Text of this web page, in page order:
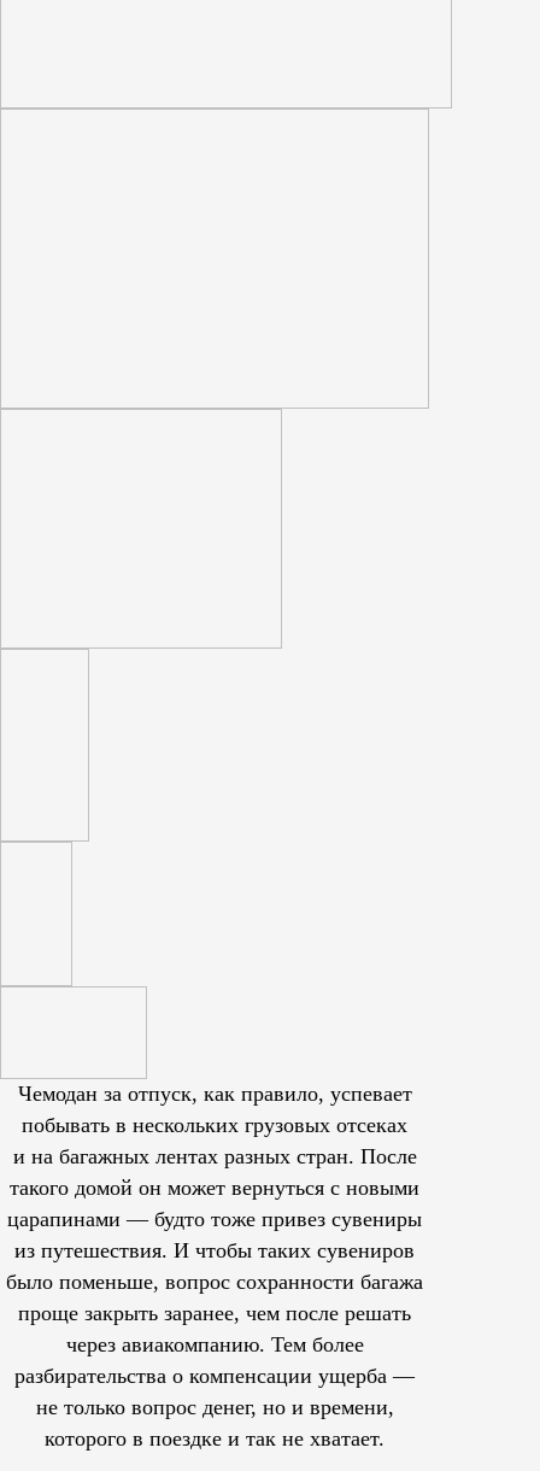
Чемодан за отпуск, как правило, успевает
побывать в нескольких грузовых отсеках
и на багажных лентах разных стран. После
такого домой он может вернуться с новыми
царапинами — будто тоже привез сувениры
из путешествия. И чтобы таких сувениров
было поменьше, вопрос сохранности багажа
проще закрыть заранее, чем после решать
через авиакомпанию. Тем более
разбирательства о компенсации ущерба —
не только вопрос денег, но и времени,
которого в поездке и так не хватает.